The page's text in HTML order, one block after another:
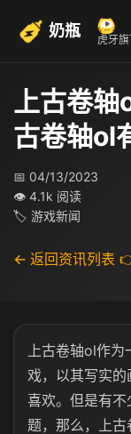
奶瓶 虎牙
上古卷轴
古卷轴ol
📅 04/13/2023
👁 4.1k 阅读
🏷 游戏新闻
← 返回资讯列表
上古卷轴ol作为
戏，以其写实
喜欢。但是有
题，那么，上